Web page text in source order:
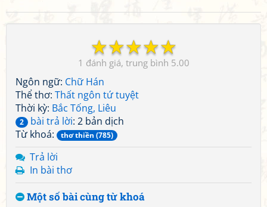
☆
☆
☆
☆
☆
1 5.00
Ngôn ngữ: Chữ Hán
Thể thơ: Thất ngôn tứ tuyệt
Thời kỳ: Bắc Tống, Liêu
2 bài trả lời: 2 bản dịch
Từ khoá:
thơ thiền (785)
Trả lời
In bài thơ
Một số bài cùng từ khoá